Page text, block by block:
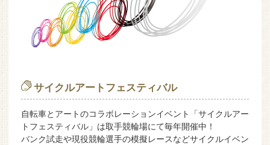
サイクルアートフェスティバル
自転車とアートのコラボレーションイベント「サイクルアー
トフェスティバル」は取手競輪場にて毎年開催中！
バンク試走や現役競輪選手の模擬レースなどサイクルイベン